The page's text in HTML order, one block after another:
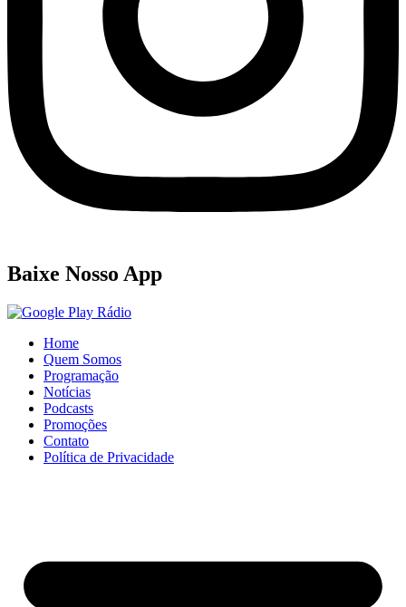
Baixe Nosso App
Home
Quem Somos
Programação
Notícias
Podcasts
Promoções
Contato
Política de Privacidade